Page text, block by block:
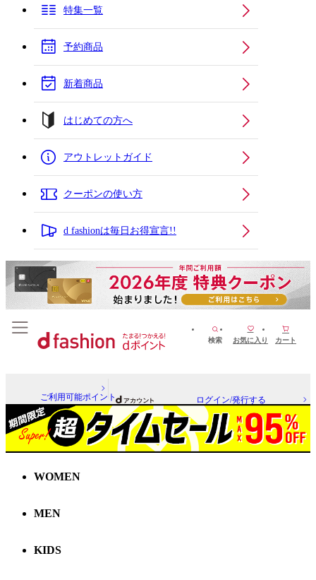
特集一覧
予約商品
新着商品
はじめての方へ
アウトレットガイド
クーポンの使い方
d fashionは毎日お得宣言!!
検索 お気に入り カート
ご利用可能ポイント ログイン/発行する
WOMEN
MEN
KIDS